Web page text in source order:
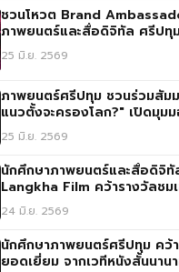
ชวนโหวต Brand
ภาพยนตร์และสื่อดิจิทัล ศรีปทุ
25 มิ.ย. 2569
ภาพยนตร์ศรีปทุม ชวนร่วมสัม
แนวตั้งจะครองโลก?" เปิดมุม
คอนเทนต์ยุคดิจิทัล
25 มิ.ย. 2569
นักศึกษาภาพยนตร์และสื่อดิจิทั
Langkha Film คว้ารางวัลชม
IGNITE CREATIVITY
24 มิ.ย. 2569
นักศึกษาภาพยนตร์ศรีปทุม คว้
ยอดเยี่ยม จากเวทีหนังสั้นนา